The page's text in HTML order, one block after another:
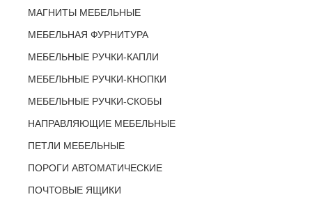
МАГНИТЫ МЕБЕЛЬНЫЕ
МЕБЕЛЬНАЯ ФУРНИТУРА
МЕБЕЛЬНЫЕ РУЧКИ-КАПЛИ
МЕБЕЛЬНЫЕ РУЧКИ-КНОПКИ
МЕБЕЛЬНЫЕ РУЧКИ-СКОБЫ
НАПРАВЛЯЮЩИЕ МЕБЕЛЬНЫЕ
ПЕТЛИ МЕБЕЛЬНЫЕ
ПОРОГИ АВТОМАТИЧЕСКИЕ
ПОЧТОВЫЕ ЯЩИКИ